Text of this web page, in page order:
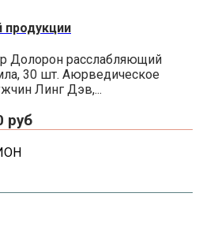
продукции
Долорон расслабляющий
30 шт. Аюрведическое
Линг Дэв,...
руб